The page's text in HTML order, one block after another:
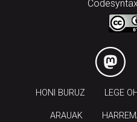
HONI BURUZ LEGE
ARAUAK